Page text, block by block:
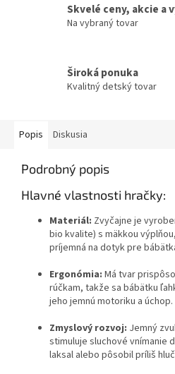
Skvelé ceny, akcie a
Na vybraný tovar
Široká ponuka
Kvalitný detský tovar
Popis Diskusia
Podrobný popis
Hlavné vlastnosti hračky:
Materiál: Zvyčajne je
bio kvalite) s mäkkou
príjemná na dotyk pre
Ergonómia: Má tvar
rúčkam, takže sa bábätku
jeho jemnú motoriku a úchop.
Zmyslový rozvoj: Jemný
stimuluje sluchové vnímanie
laksal alebo pôsobil príliš